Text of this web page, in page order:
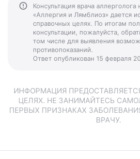
Консультация врача аллерголога
«Аллергия и Лямблиоз» дается
справочных целях. По итогам
консультации, пожалуйста,
том числе для выявления
противопоказаний.
Ответ опубликован 15 февраля
ИНФОРМАЦИЯ
ЦЕЛЯХ. НЕ ЗАНИМАЙТЕСЬ
ПЕРВЫХ ПРИЗНАКАХ
ВРАЧУ.